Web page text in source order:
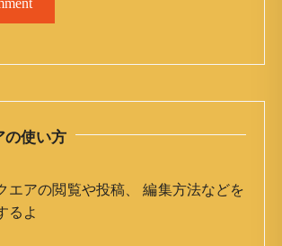
の使い方
エアの閲覧や投稿、 編集方法などを
るよ